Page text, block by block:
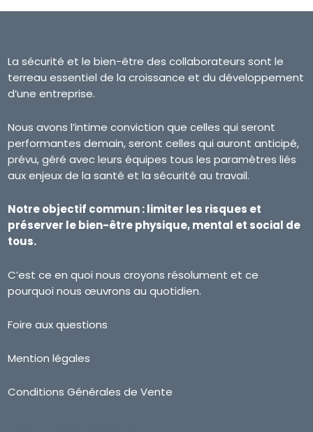
La sécurité et le bien-être des collaborateurs sont le
terreau essentiel de la croissance et du développement
d’une entreprise.
Nous avons l’intime conviction que celles qui seront
performantes demain, seront celles qui auront anticipé,
prévu, géré avec leurs équipes tous les paramètres liés
aux enjeux de la santé et la sécurité au travail.
Notre objectif commun : limiter les risques et
préserver le bien-être physique, mental et social de
tous.
C’est ce en quoi nous croyons résolument et ce
pourquoi nous œuvrons au quotidien.
Foire aux questions
Mention légales
Conditions Générales de Vente